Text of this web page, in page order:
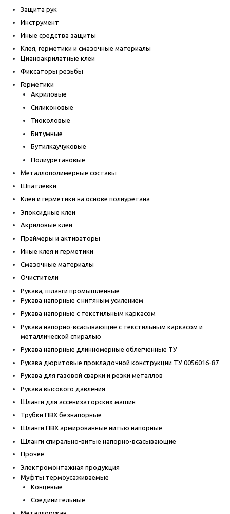
Защита рук
Инструмент
Иные средства защиты
Клея, герметики и смазочные материалы
Цианоакрилатные клеи
Фиксаторы резьбы
Герметики
Акриловые
Силиконовые
Тиоколовые
Битумные
Бутилкаучуковые
Полиуретановые
Металлополимерные составы
Шпатлевки
Клеи и герметики на основе полиуретана
Эпоксидные клеи
Акриловые клеи
Праймеры и активаторы
Иные клея и герметики
Смазочные материалы
Очистители
Рукава, шланги промышленные
Рукава напорные с нитяным усилением
Рукава напорные с текстильным каркасом
Рукава напорно-всасывающие с текстильным каркасом и
металлической спиралью
Рукава напорные длинномерные облегченные ТУ
Рукава дюритовые прокладочной конструкции ТУ 0056016-87
Рукава для газовой сварки и резки металлов
Рукава высокого давления
Шланги для ассенизаторских машин
Трубки ПВХ безнапорные
Шланги ПВХ армированные нитью напорные
Шланги спирально-витые напорно-всасывающие
Прочее
Электромонтажная продукция
Муфты термоусаживаемые
Концевые
Соединительные